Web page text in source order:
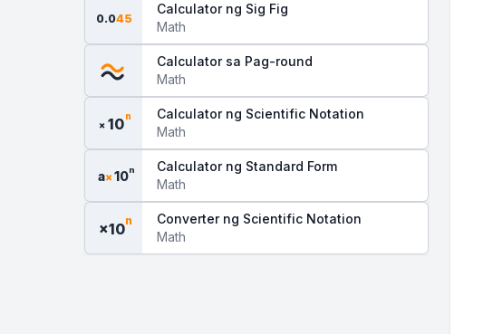
0.045
Calculator ng Sig Fig
Math
Calculator sa Pag-round
Math
× 10n
Calculator ng Scientific Notation
Math
a×10n
Calculator ng Standard Form
Math
×10
n
Converter ng Scientific Notation
Math